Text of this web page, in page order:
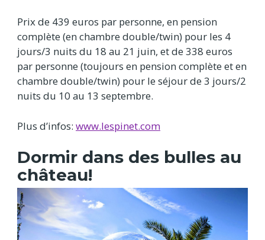
Prix de 439 euros par personne, en pension
complète (en chambre double/twin) pour les 4
jours/3 nuits du 18 au 21 juin, et de 338 euros
par personne (toujours en pension complète et en
chambre double/twin) pour le séjour de 3 jours/2
nuits du 10 au 13 septembre.
Plus d’infos: www.lespinet.com
Dormir dans des bulles au
château!